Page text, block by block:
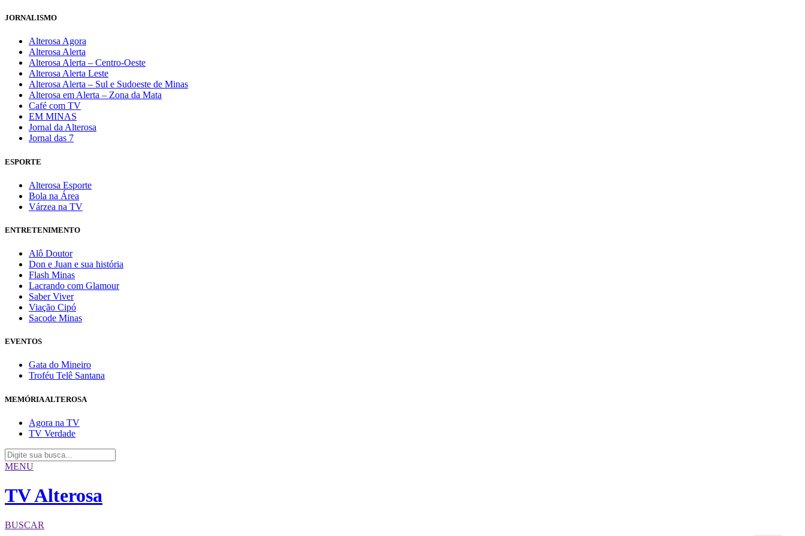
JORNALISMO
Alterosa Agora
Alterosa Alerta
Alterosa Alerta – Centro-Oeste
Alterosa Alerta Leste
Alterosa Alerta – Sul e Sudoeste de Minas
Alterosa em Alerta – Zona da Mata
Café com TV
EM MINAS
Jornal da Alterosa
Jornal das 7
ESPORTE
Alterosa Esporte
Bola na Área
Várzea na TV
ENTRETENIMENTO
Alô Doutor
Don e Juan e sua história
Flash Minas
Lacrando com Glamour
Saber Viver
Viação Cipó
Sacode Minas
EVENTOS
Gata do Mineiro
Troféu Telê Santana
MEMÓRIA ALTEROSA
Agora na TV
TV Verdade
MENU
TV Alterosa
BUSCAR